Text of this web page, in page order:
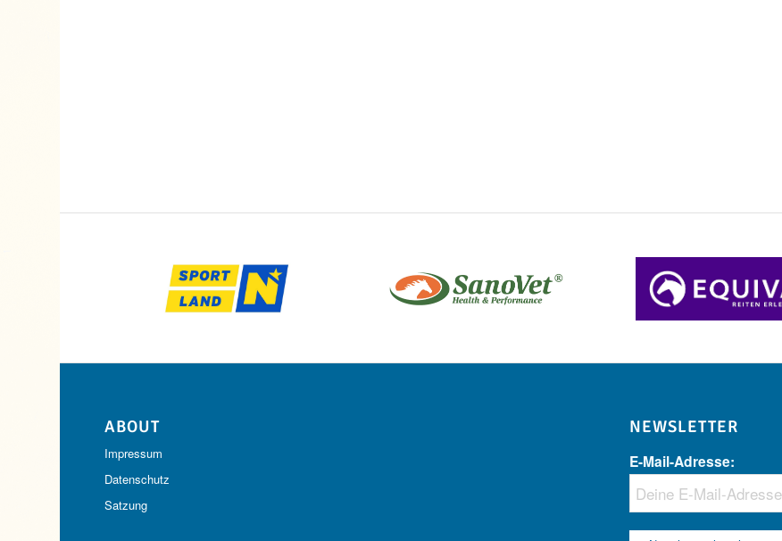
ABOUT
Impressum
Datenschutz
Satzung
NEWSLETTER
E-Mail-Adresse: